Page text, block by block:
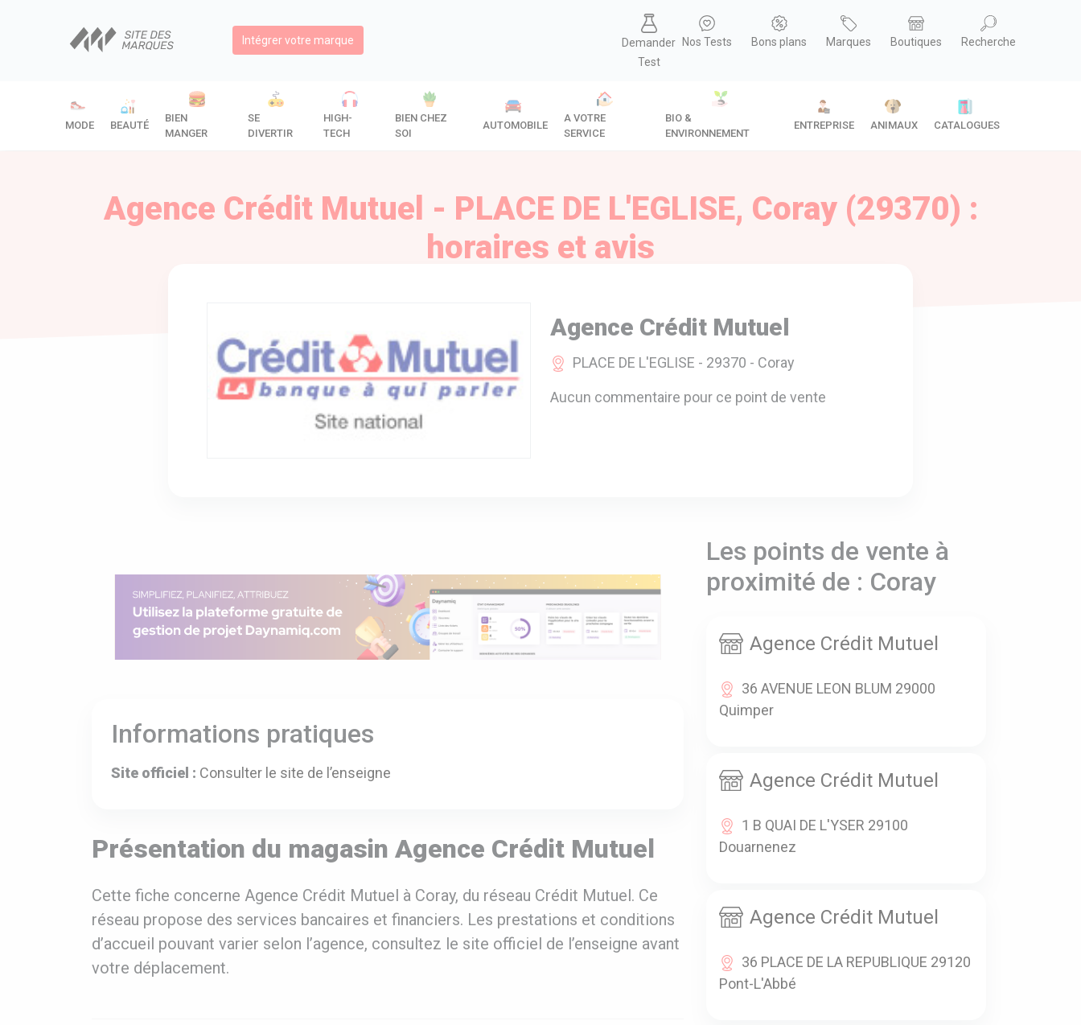
Intégrer votre marque
Demander
Test
Nos Tests Bons plans Marques Boutiques Recherche
MODE BEAUTÉ
BIEN
MANGER
SE
DIVERTIR
HIGH-
TECH
BIEN CHEZ
SOI
AUTOMOBILE
A VOTRE
SERVICE
BIO &
ENVIRONNEMENT
ENTREPRISE ANIMAUX CATALOGUES
Agence Crédit Mutuel - PLACE DE L'EGLISE, Coray (29370) :
horaires et avis
Agence Crédit Mutuel
PLACE DE L'EGLISE - 29370 - Coray
Aucun commentaire pour ce point de vente
Informations pratiques
Site officiel : Consulter le site de l’enseigne
Présentation du magasin Agence Crédit Mutuel
Cette fiche concerne Agence Crédit Mutuel à Coray, du réseau Crédit Mutuel. Ce
réseau propose des services bancaires et financiers. Les prestations et conditions
d’accueil pouvant varier selon l’agence, consultez le site officiel de l’enseigne avant
votre déplacement.
Les points de vente à
proximité de : Coray
Agence Crédit Mutuel
36 AVENUE LEON BLUM 29000
Quimper
Agence Crédit Mutuel
1 B QUAI DE L'YSER 29100
Douarnenez
Agence Crédit Mutuel
36 PLACE DE LA REPUBLIQUE 29120
Pont-L'Abbé